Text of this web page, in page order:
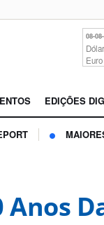
08-
Dólar
Euro
EDIÇÕES
Anos